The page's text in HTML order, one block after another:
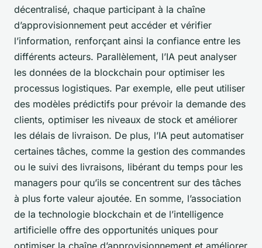
décentralisé, chaque participant à la chaîne
d’approvisionnement peut accéder et vérifier
l’information, renforçant ainsi la confiance entre les
différents acteurs. Parallèlement, l’IA peut analyser
les données de la blockchain pour optimiser les
processus logistiques. Par exemple, elle peut utiliser
des modèles prédictifs pour prévoir la demande des
clients, optimiser les niveaux de stock et améliorer
les délais de livraison. De plus, l’IA peut automatiser
certaines tâches, comme la gestion des commandes
ou le suivi des livraisons, libérant du temps pour les
managers pour qu’ils se concentrent sur des tâches
à plus forte valeur ajoutée. En somme, l’association
de la technologie blockchain et de l’intelligence
artificielle offre des opportunités uniques pour
optimiser la chaîne d’approvisionnement et améliorer